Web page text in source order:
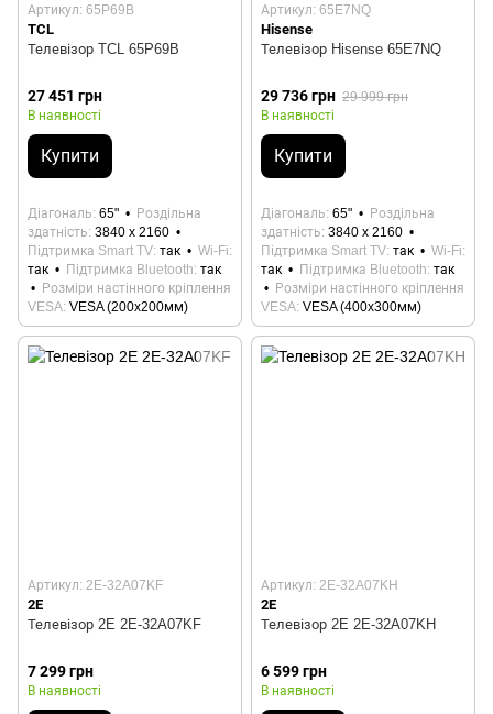
Артикул: 65P69B
TCL
Телевізор TCL 65P69B
27 451 грн
В наявності
Купити
Діагональ 65"
Роздільна
здатність 3840 x 2160
Підтримка Smart TV так
Wi-Fi
так
Підтримка Bluetooth так
Розміри настінного кріплення
VESA VESA (200x200мм)
Артикул: 65E7NQ
Hisense
Телевізор Hisense 65E7NQ
29 736 грн 29 999 грн
В наявності
Купити
Діагональ 65"
Роздільна
здатність 3840 x 2160
Підтримка Smart TV так
Wi-Fi
так
Підтримка Bluetooth так
Розміри настінного кріплення
VESA VESA (400x300мм)
Артикул: 2E-32A07KF
2E
Телевізор 2E 2E-32A07KF
7 299 грн
В наявності
Артикул: 2E-32A07KH
2E
Телевізор 2E 2E-32A07KH
6 599 грн
В наявності